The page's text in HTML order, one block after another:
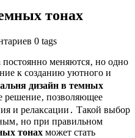
тонах
0 tags
меняются‚ но одно
к созданию уютного и
дизайн в темных
решение‚ позволяющее
и релаксации․ Такой выбор
но при правильном
тонах может стать